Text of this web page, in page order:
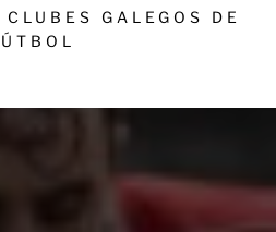
GALEGOS DE